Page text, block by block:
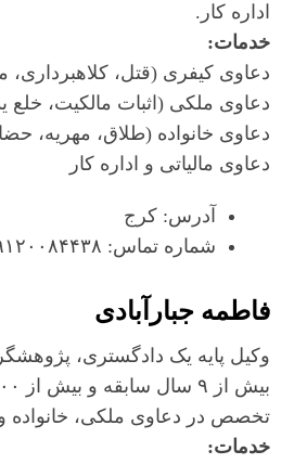
اداره کار.
خدمات:
دعاوی کیفری (قتل، کلاهبرداری،
دعاوی ملکی (اثبات مالکیت، خلع
دعاوی خانواده (طلاق، مهریه،
دعاوی مالیاتی و اداره کار
آدرس: کرج
شماره تماس: ۰۹۱۲۰۰۸۴۴۳۸
فاطمه جبارآبادی
وکیل پایه یک دادگستری،
بیش از ۹ سال سابقه و بیش از ۵۰۰ پرونده موفق.
تخصص در دعاوی ملکی، خانواده
خدمات: